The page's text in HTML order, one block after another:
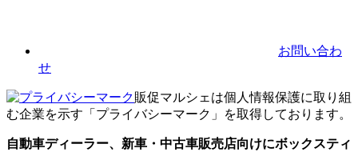
お問い合わ
せ
販促マルシェは個人情報保護に取り組
む企業を示す「プライバシーマーク」を取得しております。
自動車ディーラー、新車・中古車販売店向けにボックスティ